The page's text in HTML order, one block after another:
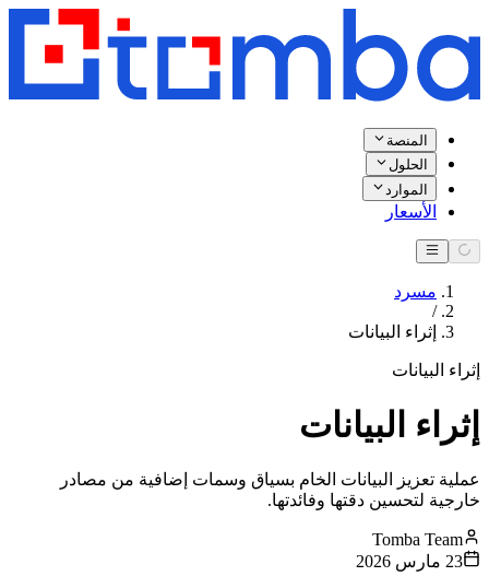
المنصة
الحلول
الموارد
الأسعار
مسرد
/
إثراء البيانات
إثراء البيانات
إثراء البيانات
عملية تعزيز البيانات الخام بسياق وسمات إضافية من مصادر
خارجية لتحسين دقتها وفائدتها.
Tomba Team
23 مارس 2026